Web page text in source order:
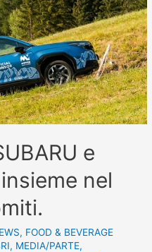
e
insieme nel
, FOOD & BEVERAGE
, MEDIA/PARTE,